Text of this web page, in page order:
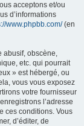
acceptons et/ou
d’informations
www.phpbb.com/(en
abusif, obscène,
etc. qui pourrait
» est hébergé, ou
vous vous exposez
votre fournisseur
l’adresse
ces conditions. Vous
d’éditer, de